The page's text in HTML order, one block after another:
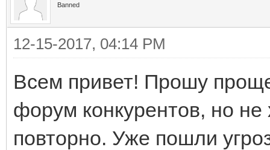
Banned
12-15-2017, 04:14 PM
Всем привет! Прошу
форум конкурентов, но не
повторно. Уже пошли